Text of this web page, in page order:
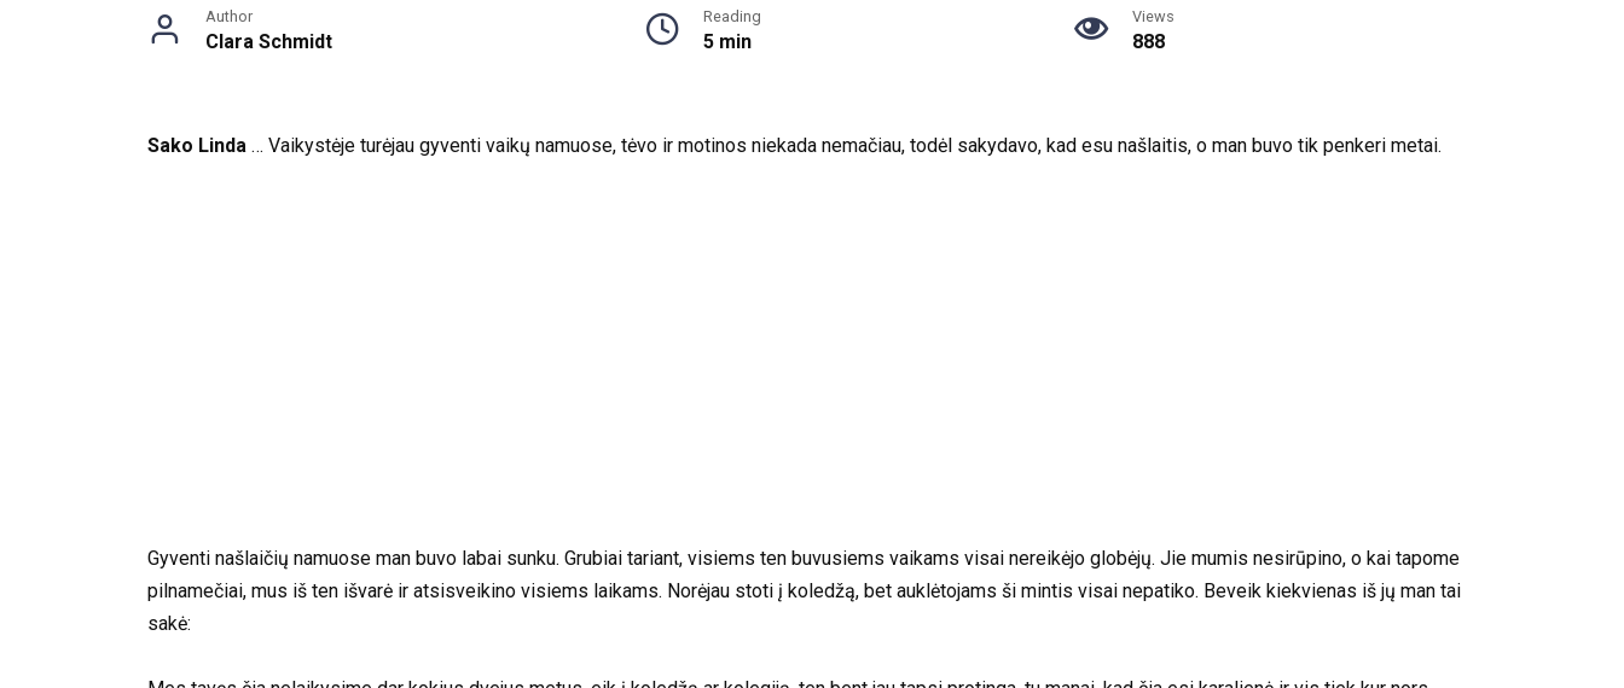
Author
Clara Schmidt
Reading
5 min
Views
888
Sako Linda … Vaikystėje turėjau gyventi vaikų namuose, tėvo ir motinos niekada nemačiau, todėl sakydavo, kad esu našlaitis, o man buvo tik penkeri metai.
Gyventi našlaičių namuose man buvo labai sunku. Grubiai tariant, visiems ten buvusiems vaikams visai nereikėjo globėjų. Jie mumis nesirūpino, o kai tapome
pilnamečiai, mus iš ten išvarė ir atsisveikino visiems laikams. Norėjau stoti į koledžą, bet auklėtojams ši mintis visai nepatiko. Beveik kiekvienas iš jų man tai
sakė: